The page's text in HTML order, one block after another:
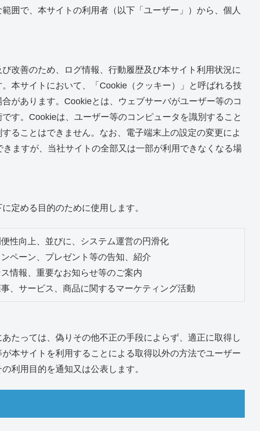
囲で、本サイトの利用者（以下「ユーザー」）から、個人
改善のため、ログ情報、行動履歴及び本サイト利用状況に
本サイトにおいて、「Cookie（クッキー）」と呼ばれる技
があります。Cookieとは、ウェブサーバがユーザー等のコ
す。Cookieは、ユーザー等のコンピュータを識別すること
ることはできません。なお、電子端末上の設定の変更によ
ますが、当社サイトの全部又は一部が利用できなくなる場
定める目的のために使用します。
性向上、並びに、システム運営の円滑化
ペーン、プレゼント等の告知、紹介
情報、重要なお知らせ等のご案内
、サービス、商品に関するマーケティング活動
たっては、偽りその他不正の手段によらず、適正に取得し
本サイトを利用することによる取得以外の方法でユーザー
利用目的を通知又は公表します。